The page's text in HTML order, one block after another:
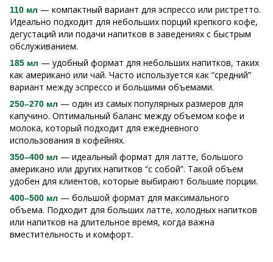
110 мл — компактный вариант для эспрессо или ристретто.
Идеально подходит для небольших порций крепкого кофе,
дегустаций или подачи напитков в заведениях с быстрым
обслуживанием.
185 мл — удобный формат для небольших напитков, таких
как американо или чай. Часто используется как “средний”
вариант между эспрессо и большими объемами.
250–270 мл — один из самых популярных размеров для
капучино. Оптимальный баланс между объемом кофе и
молока, который подходит для ежедневного
использования в кофейнях.
350–400 мл — идеальный формат для латте, большого
американо или других напитков “с собой”. Такой объем
удобен для клиентов, которые выбирают большие порции.
400–500 мл — большой формат для максимального
объема. Подходит для больших латте, холодных напитков
или напитков на длительное время, когда важна
вместительность и комфорт.